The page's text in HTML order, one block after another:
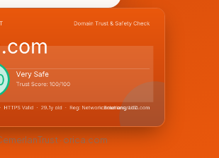
· orica.com